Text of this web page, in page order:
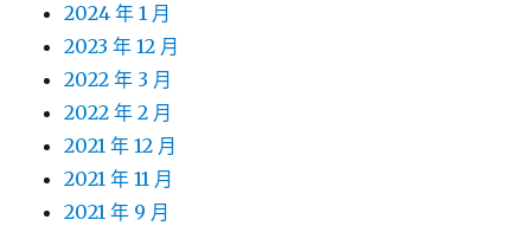
2024 年 1 月
2023 年 12 月
2022 年 3 月
2022 年 2 月
2021 年 12 月
2021 年 11 月
2021 年 9 月